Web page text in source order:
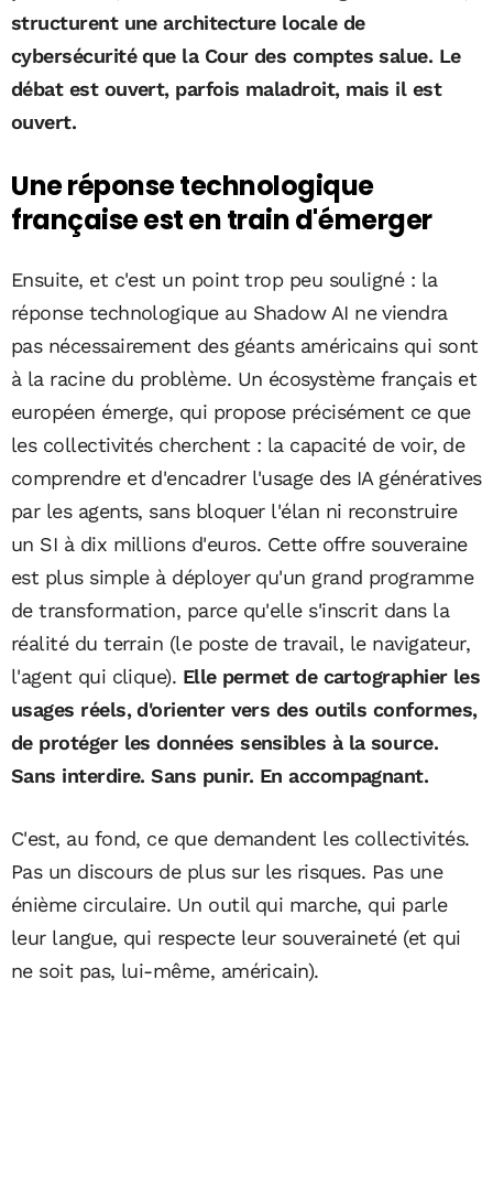
structurent une architecture locale de
cybersécurité que la Cour des comptes salue. Le
débat est ouvert, parfois maladroit, mais il est
ouvert.
Une réponse technologique
française est en train d'émerger
Ensuite, et c'est un point trop peu souligné : la
réponse technologique au Shadow AI ne viendra
pas nécessairement des géants américains qui sont
à la racine du problème. Un écosystème français et
européen émerge, qui propose précisément ce que
les collectivités cherchent : la capacité de voir, de
comprendre et d'encadrer l'usage des IA génératives
par les agents, sans bloquer l'élan ni reconstruire
un SI à dix millions d'euros. Cette offre souveraine
est plus simple à déployer qu'un grand programme
de transformation, parce qu'elle s'inscrit dans la
réalité du terrain (le poste de travail, le navigateur,
l'agent qui clique). Elle permet de cartographier les
usages réels, d'orienter vers des outils conformes,
de protéger les données sensibles à la source.
Sans interdire. Sans punir. En accompagnant.
C'est, au fond, ce que demandent les collectivités.
Pas un discours de plus sur les risques. Pas une
énième circulaire. Un outil qui marche, qui parle
leur langue, qui respecte leur souveraineté (et qui
ne soit pas, lui-même, américain).